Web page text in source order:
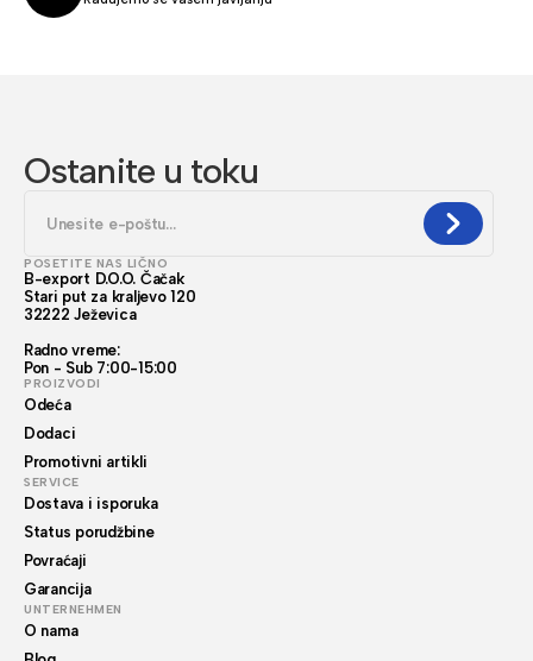
Ostanite u toku
POSETITE NAS LIČNO
B-export D.O.O. Čačak
Stari put za kraljevo 120
32222 Ježevica
Radno vreme:
Pon - Sub 7:00-15:00
PROIZVODI
Odeća
Dodaci
Promotivni artikli
SERVICE
Dostava i isporuka
Status porudžbine
Povraćaji
Garancija
UNTERNEHMEN
O nama